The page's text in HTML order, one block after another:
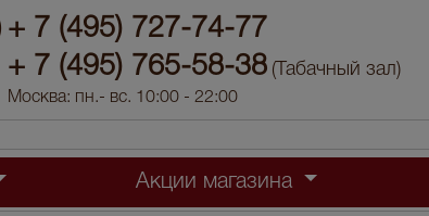
+ 7 (495) 727-74-77
+ 7 (495) 765-58-38 (Табачный зал)
Москва: пн.- вс. 10:00 - 22:00
Акции магазина